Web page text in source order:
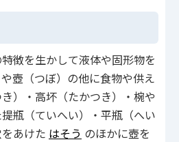
徴を生かして液体や固形物を
壺（つぼ）の他に食物や供え
）・高坏（たかつき）・椀や
瓶（ていへい）・平瓶（へい
あけた はそう のほかに壺を